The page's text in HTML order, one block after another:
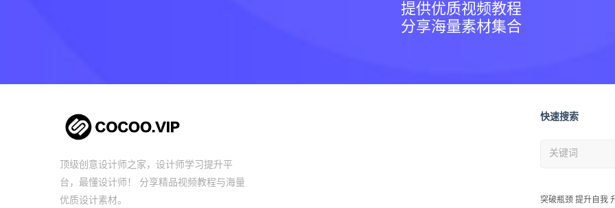
提供优质视频教程
分享海量素材集合
顶级创意设计师之家，设计师学习提升平
台，最懂设计师！ 分享精品视频教程与海量
优质设计素材。
快速搜索
突破瓶颈 提升自我